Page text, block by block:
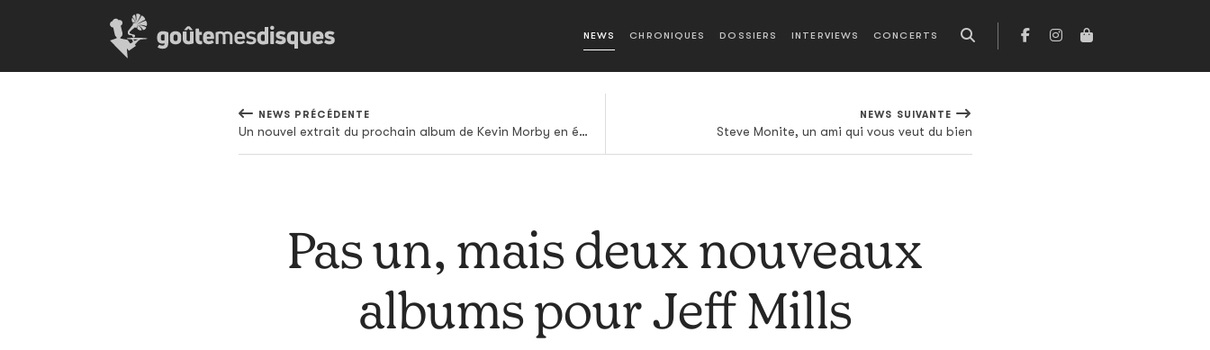
NEWS CHRONIQUES DOSSIERS INTERVIEWS CONCERTS
NEWS PRÉCÉDENTE
Un nouvel extrait du prochain album de Kevin Morby en écoute
NEWS SUIVANTE
Steve Monite, un ami qui vous veut du bien
Pas un, mais deux nouveaux
albums pour Jeff Mills